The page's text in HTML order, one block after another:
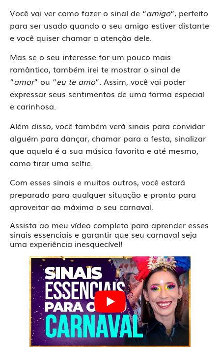
Você vai ver como fazer o sinal de “amigo“, perfeito
para ser usado quando o seu amigo estiver distante
e você quiser chamar a atenção dele.
Mas se o seu interesse for um pouco mais
romântico, também irei te mostrar o sinal de
“amor” ou “eu te amo”. Assim, você vai poder
expressar seus sentimentos de uma forma especial
e carinhosa.
Além disso, você também verá sinais para convidar
alguém para dançar, chamar para a festa, sinalizar
que aquela é a sua música favorita e até mesmo,
como tirar uma selfie.
Com esses sinais e muitos outros, você estará
preparado para qualquer situação e pronto para
aproveitar ao máximo o seu carnaval.
Assista ao meu vídeo completo para aprender esses
sinais essenciais e garantir que seu carnaval seja
uma experiência inesquecível!